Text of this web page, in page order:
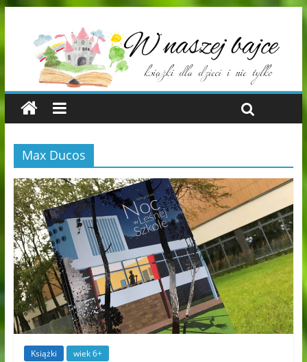
Max Ducos
Książki wiek 6+